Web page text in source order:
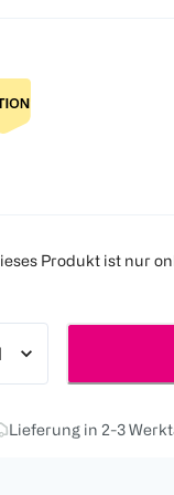
Produkt ist nur
Lieferung in 2-3